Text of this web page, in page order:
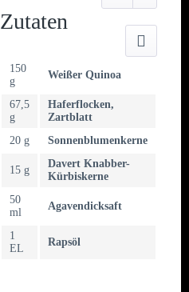
Zutaten
150
g
Weißer Quinoa
67,5
g
Haferflocken,
Zartblatt
20 g
Sonnenblumenkerne
15 g
Davert Knabber-
Kürbiskerne
50
ml
Agavendicksaft
1
EL
Rapsöl